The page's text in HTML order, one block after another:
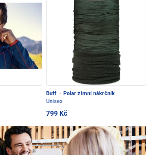
Buff · Polar zimní nákrčník
Unisex
799 Kč